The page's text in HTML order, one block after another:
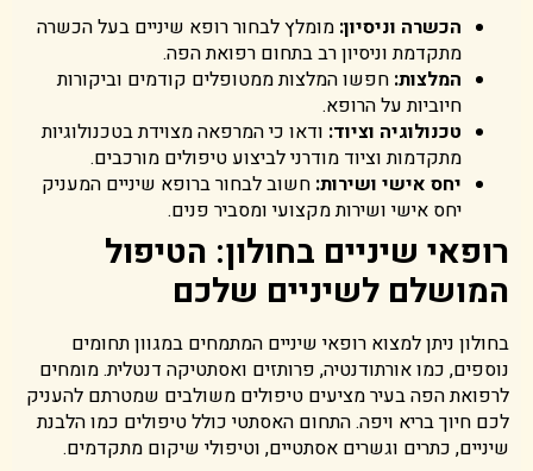
הכשרה וניסיון: מומלץ לבחור רופא שיניים בעל הכשרה
מתקדמת וניסיון רב בתחום רפואת הפה.
המלצות: חפשו המלצות ממטופלים קודמים וביקורות
חיוביות על הרופא.
טכנולוגיה וציוד: ודאו כי המרפאה מצוידת בטכנולוגיות
מתקדמות וציוד מודרני לביצוע טיפולים מורכבים.
יחס אישי ושירות: חשוב לבחור ברופא שיניים המעניק
יחס אישי ושירות מקצועי ומסביר פנים.
רופאי שיניים בחולון: הטיפול
המושלם לשיניים שלכם
בחולון ניתן למצוא רופאי שיניים המתמחים במגוון תחומים
נוספים, כמו אורתודנטיה, פרותזים ואסתטיקה דנטלית. מומחים
לרפואת הפה בעיר מציעים טיפולים משולבים שמטרתם להעניק
לכם חיוך בריא ויפה. התחום האסתטי כולל טיפולים כמו הלבנת
שיניים, כתרים וגשרים אסתטיים, וטיפולי שיקום מתקדמים.